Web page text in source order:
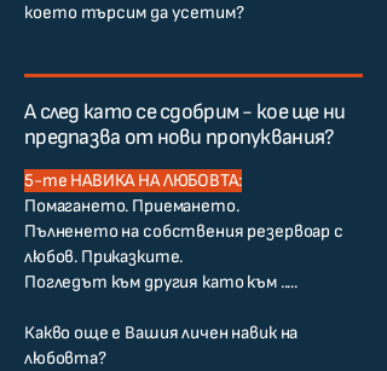
което търсим да усетим?
А след като се сдобрим - кое ще ни
предпазва от нови пропуквания?
5-те НАВИКА НА ЛЮБОВТА:
Помагането. Приемането.
Пълненето на собствения резервоар с
любов. Приказките.
Погледът към другия като към .....
Какво още е Вашия личен навик на
любовта?